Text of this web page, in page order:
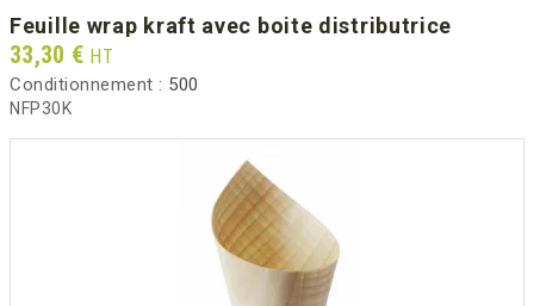
feuille wrap kraft avec boite distributrice
Prix
33,30 € HT
Conditionnement : 500
NFP30K